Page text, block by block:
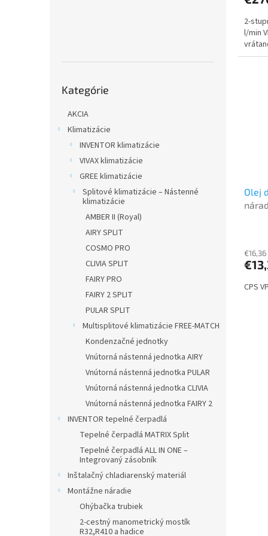
kategórie
Kategórie
AKCIA
Klimatizácie
INVENTOR klimatizácie
VIVAX klimatizácie
GREE klimatizácie
Splitové klimatizácie – Nástenné
klimatizácie
AMBER II (Royal)
AIRY SPLIT
COSMO PRO
CLIVIA SPLIT
FAIRY PRO
FAIRY 2 SPLIT
PULAR SPLIT
Multisplitové klimatizácie FREE-MATCH
Kondenzačné jednotky
Vnútorná nástenná jednotka AIRY
Vnútorná nástenná jednotka PULAR
Vnútorná nástenná jednotka CLIVIA
Vnútorná nástenná jednotka FAIRY 2
INVENTOR tepelné čerpadlá
Tepelné čerpadlá MATRIX Split
Tepelné čerpadlá ALL IN ONE –
Integrovaný zásobník
Inštalačný chladiarenský materiál
Montážne náradie
Ohýbačka trubiek
2-cestný manometrický mostík
R32,R410 a hadice
2-
l/min
Olej
CPS